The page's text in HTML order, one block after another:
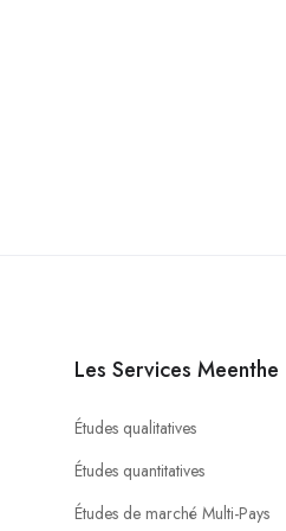
Les Services Meenthe
Études qualitatives
Études quantitatives
Études de marché Multi-Pays